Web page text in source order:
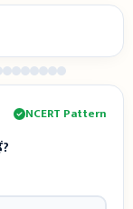
NCERT Pattern